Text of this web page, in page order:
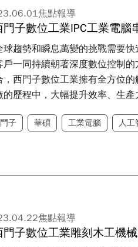
焦點報導
門子數位工業IPC工業電腦
球趨勢和瞬息萬變的挑戰需要
戶一同持續朝著深度數位控制
，西門子數位工業擁有全方位
的歷程中，大幅提升效率、生產
子 華碩 工業電腦 人工
焦點報導
門子數位工業雕刻木工機